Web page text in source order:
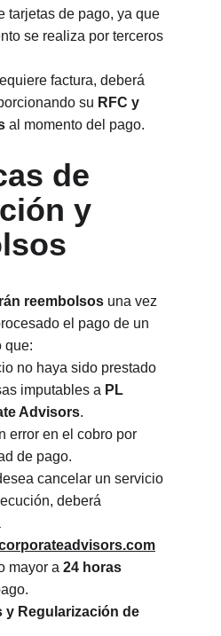
tarjetas de pago, ya que
se realiza por terceros
factura, deberá
su RFC y
al momento del pago.
de
y
reembolsos una vez
el pago de un
que:
no haya sido prestado
imputables a PL
Advisors.
error en el cobro por
de pago.
cancelar un servicio
deberá
mayor a 24 horas
y Regularización de